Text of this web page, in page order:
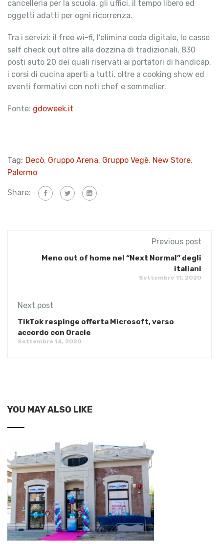
cancelleria per la scuola, gli uffici, il tempo libero ed
oggetti adatti per ogni ricorrenza.
Tra i servizi: il free wi-fi, l’elimina coda digitale, le casse
self check out oltre alla dozzina di tradizionali, 830
posti auto 20 dei quali riservati ai portatori di handicap,
i corsi di cucina aperti a tutti, oltre a cooking show ed
eventi formativi con noti chef e sommelier.
Fonte: gdoweek.it
Tag: Decò, Gruppo Arena, Gruppo Vegè, New Store,
Palermo
Share:
Previous post
Meno out of home nel “Next Normal” degli
italiani
Settembre 11, 2020
Next post
TikTok respinge offerta Microsoft, verso
accordo con Oracle
Settembre 14, 2020
YOU MAY ALSO LIKE